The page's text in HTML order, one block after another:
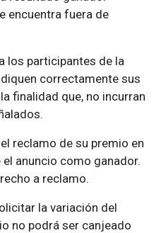
encuentra fuera de
los participantes de la
correctamente sus
finalidad que, no incurran
reclamo de su premio en
anuncio como ganador.
a reclamo.
la variación del
no podrá ser canjeado